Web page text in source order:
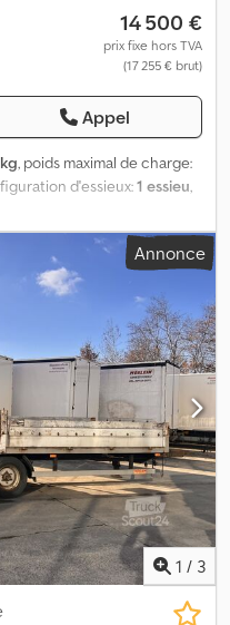
14 500 €
prix fixe hors TVA
(17 255 € brut)
Appel
, poids maximal de charge:
d'essieux:1 essieu,
de chargement:2 470
3 100 mm, volume de
air, dimension des
, type d'engrenage: autre, taille
235/75R17,5,
aucun, Équipement:
d’erreurs d’impression,
types -, Plus de données
Ai Isk
Annonce
1 / 3